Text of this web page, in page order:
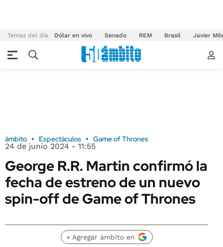
Temas del día Dólar en vivo Senado REM Brasil Javier
ámbito Espectáculos Game of Thrones
24 de junio 2024 - 11:55
George R.R. Martin confirmó la
fecha de estreno de un nuevo
spin-off de Game of Thrones
+ Agregar ámbito en